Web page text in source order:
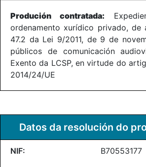
Produción contratada:
ordenamento xurídico privado,
47.2 da Lei 9/2011, de 9 de
públicos de comunicación
Exento da LCSP, en virtude do
2014/24/UE
Datos da resolución do
B70553177